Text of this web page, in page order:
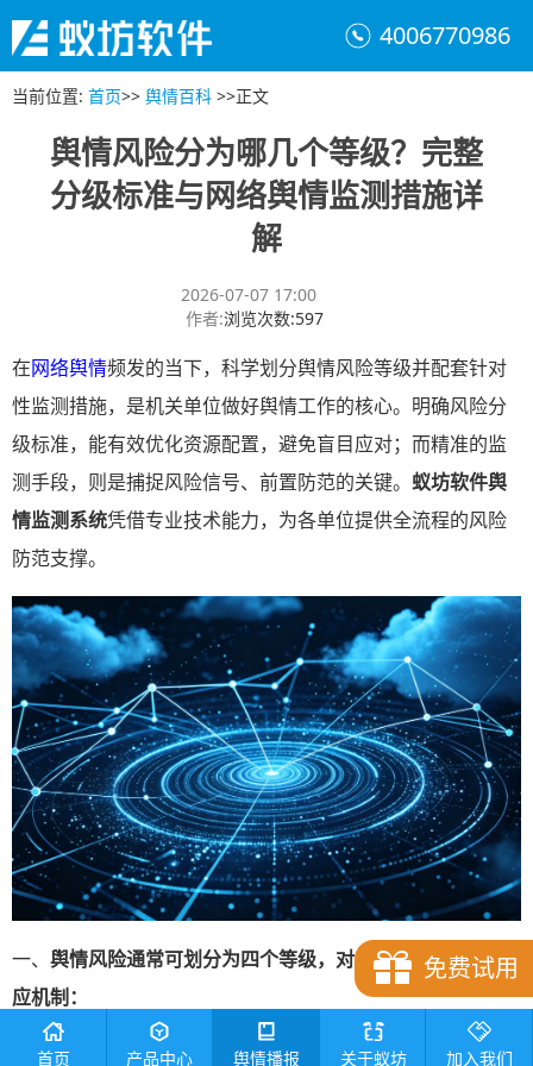
4006770986
当前位置: 首页>> 舆情百科 >>正文
舆情风险分为哪几个等级？完整
分级标准与网络舆情监测措施详
解
2026-07-07 17:00
作者:浏览次数:597
在网络舆情频发的当下，科学划分舆情风险等级并配套针对
性监测措施，是机关单位做好舆情工作的核心。明确风险分
级标准，能有效优化资源配置，避免盲目应对；而精准的监
测手段，则是捕捉风险信号、前置防范的关键。 蚁坊软件舆
情监测系统凭借专业技术能力，为各单位提供全流程的风险
防范支撑。
一、 舆情风险通常可划分为四个等级，对应不同的预警与响
应机制：
1. 蓝色预警对应低风险信号，提示关注潜在苗头，如特定诉
免费试用
首页 产品中心 舆情播报 关于蚁坊 加入我们